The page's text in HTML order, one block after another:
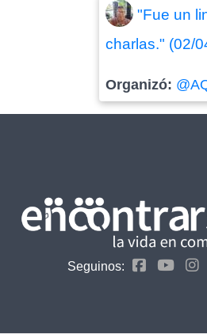
"Fue un
charlas." (02/
Organizó:
Seguinos: